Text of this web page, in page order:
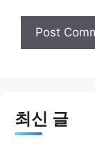
최신 글